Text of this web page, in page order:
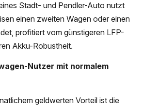
Stadt- und Pendler-Auto nutzt
einen zweiten Wagen oder einen
profitiert vom günstigeren LFP-
Akku-Robustheit.
Nutzer mit normalem
geldwerten Vorteil ist die